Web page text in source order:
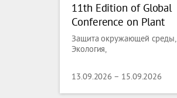
11th Edition of Global
Conference on Plant
Science and Molecular
Biology
Защита окружающей среды,
Экология,
13.09.2026 – 15.09.2026